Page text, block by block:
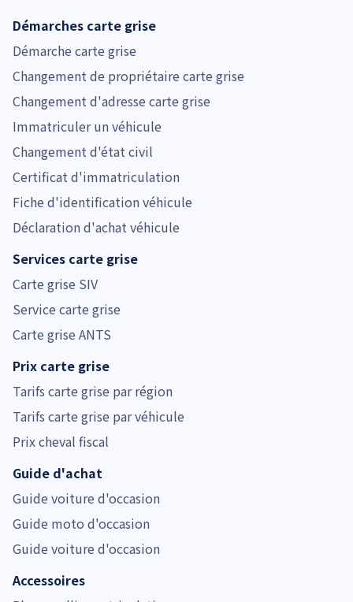
Démarches carte grise
Démarche carte grise
Changement de propriétaire carte grise
Changement d'adresse carte grise
Immatriculer un véhicule
Changement d'état civil
Certificat d'immatriculation
Fiche d'identification véhicule
Déclaration d'achat véhicule
Services carte grise
Carte grise SIV
Service carte grise
Carte grise ANTS
Prix carte grise
Tarifs carte grise par région
Tarifs carte grise par véhicule
Prix cheval fiscal
Guide d'achat
Guide voiture d'occasion
Guide moto d'occasion
Guide voiture d'occasion
Accessoires